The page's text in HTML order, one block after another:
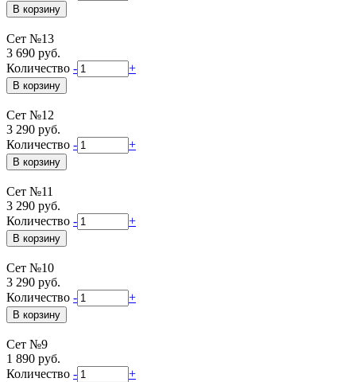
Сет №13
3 690 руб.
Количество - +
Сет №12
3 290 руб.
Количество - +
Сет №11
3 290 руб.
Количество - +
Сет №10
3 290 руб.
Количество - +
Сет №9
1 890 руб.
Количество - +